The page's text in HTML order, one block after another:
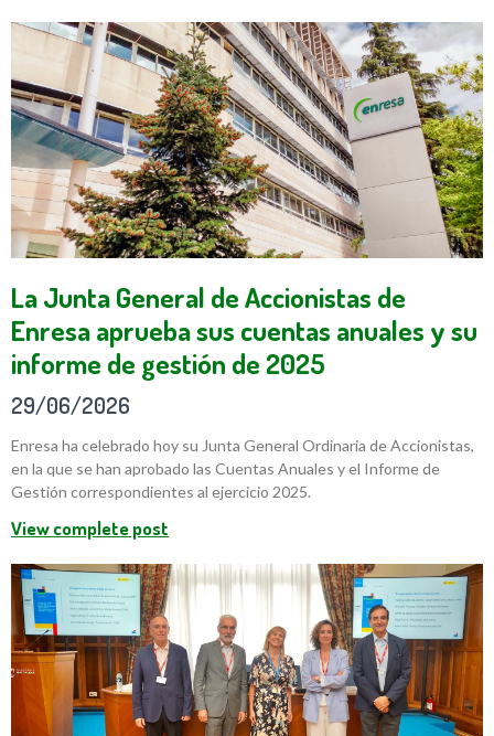
La Junta General de Accionistas de
Enresa aprueba sus cuentas anuales y su
informe de gestión de 2025
29/06/2026
Enresa ha celebrado hoy su Junta General Ordinaria de Accionistas,
en la que se han aprobado las Cuentas Anuales y el Informe de
Gestión correspondientes al ejercicio 2025.
View complete post